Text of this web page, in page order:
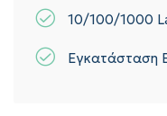
10/100/1000
Εγκατάσταση